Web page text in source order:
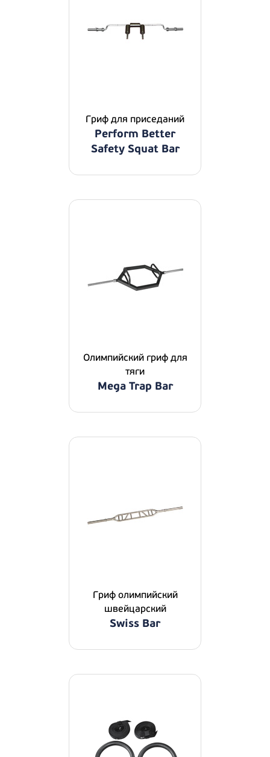
Гриф для приседаний
Perform Better
Safety Squat Bar
Олимпийский гриф для
тяги
Mega Trap Bar
Гриф олимпийский
швейцарский
Swiss Bar